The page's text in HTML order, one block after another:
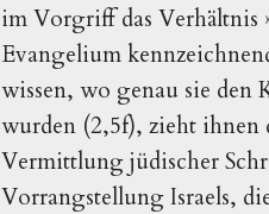
im Vorgriff das Verhältnis
Evangelium
wissen, wo genau sie den
wurden (2,5f), zieht ihnen
Vermittlung jüdischer
Vorrangstellung Israels,